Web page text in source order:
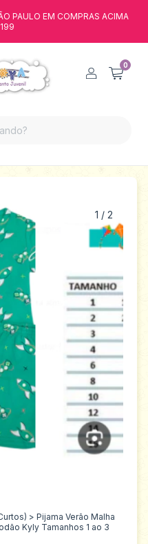
PAULO EM COMPRAS ACIMA
0
1 / 2
> Pijama Verão Malha
Kyly Tamanhos 1 ao 3